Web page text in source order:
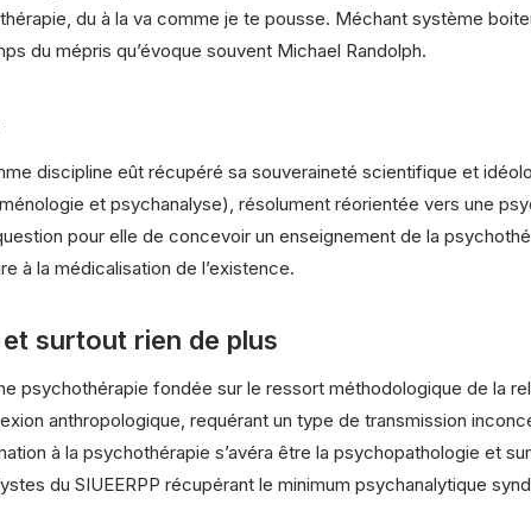
du à la va comme je te pousse. Méchant système
du mépris qu’évoque souvent Michael Randolph.
discipline eût récupéré sa souveraineté scientifique et
et psychanalyse), résolument réorientée vers une
pour elle de concevoir un enseignement de la
à la médicalisation de l’existence.
surtout rien de plus
psychothérapie fondée sur le ressort méthodologique de la
anthropologique, requérant un type de transmission
à la psychothérapie s’avéra être la psychopathologie et
du SIUEERPP récupérant le minimum psychanalytique